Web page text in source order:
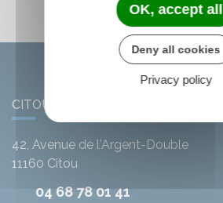
CITOU
42, Avenue de l'Argent-Double
11160 Citou
04 68 78 01 41
OK, accept all
Deny all cookies
Privacy policy